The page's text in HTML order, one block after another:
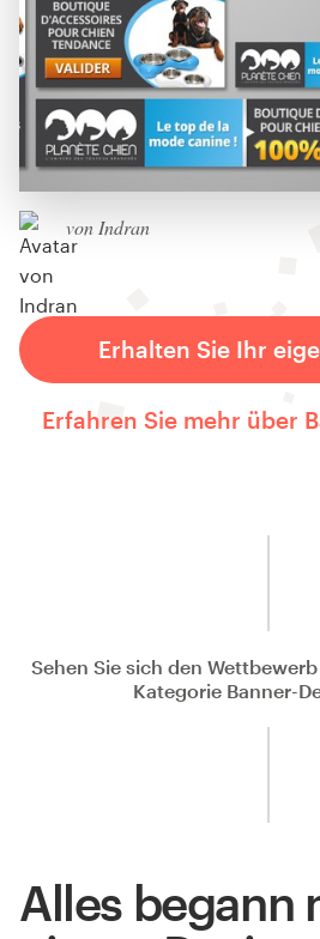
von Indran
Erhalten Sie Ihr
Erfahren Sie mehr über
Sehen Sie sich den
Kategorie Banner-
Alles begann